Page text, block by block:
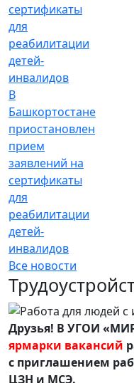
В
Башкортостане
приостановлен
прием
заявлений на
сертификаты
для
реабилитации
детей-
инвалидов
Все новости
Друзья! В УГОИ
ярмарки вакансий
с приглашением
ЦЗН и МСЭ.